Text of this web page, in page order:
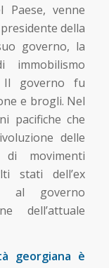
Paese, venne
della
governo, la
Il governo fu
e brogli. Nel
pacifiche che
delle
movimenti
stati dell’ex
al governo
dell’attuale
georgiana è